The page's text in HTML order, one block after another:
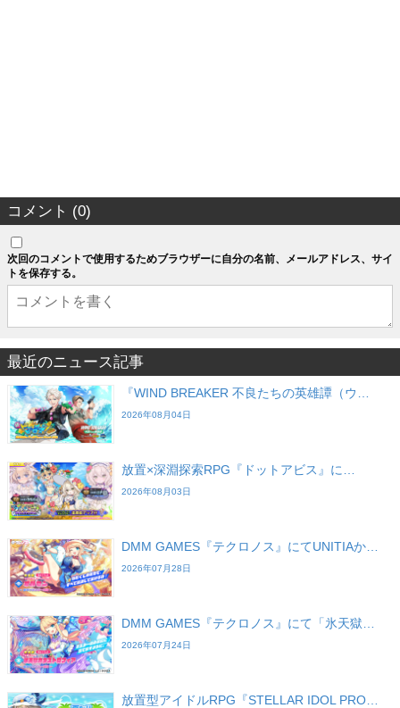
コメント (0)
次回のコメントで使用するためブラウザーに自分の名前、メールアドレス、サイ
トを保存する。
最近のニュース記事
『WIND BREAKER 不良たちの英雄譚（ウ…
2026年08月04日
放置×深淵探索RPG『ドットアビス』に…
2026年08月03日
DMM GAMES『テクロノス』にてUNITIAか…
2026年07月28日
DMM GAMES『テクロノス』にて「氷天獄…
2026年07月24日
放置型アイドルRPG『STELLAR IDOL PRO…